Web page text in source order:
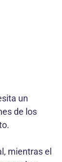
un
de los
mientras el